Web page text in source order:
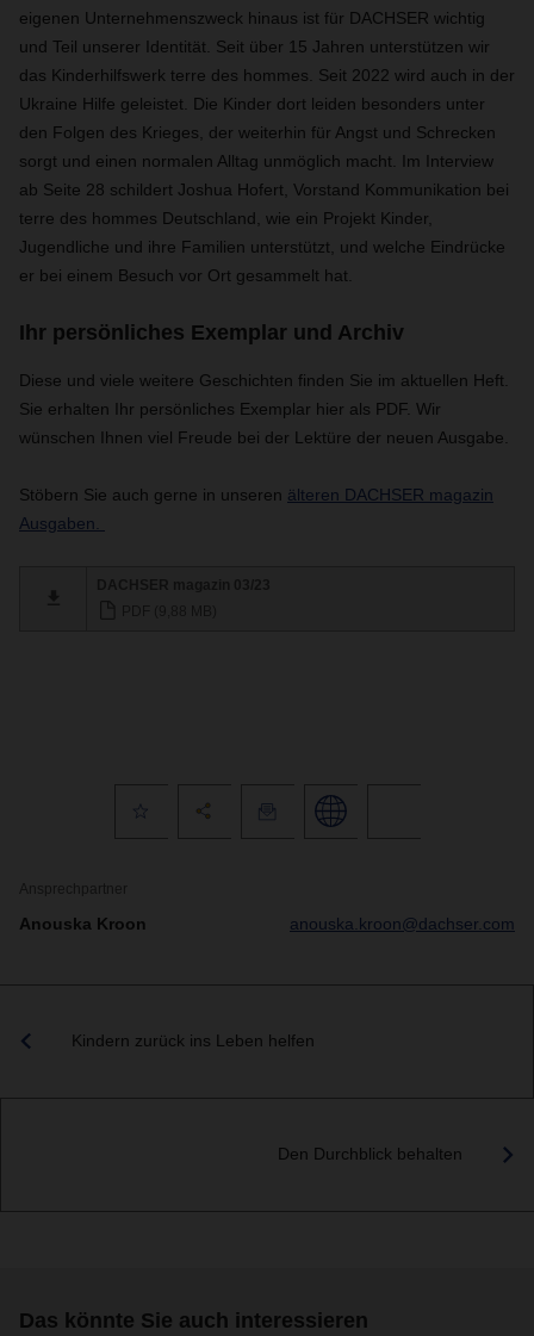
eigenen Unternehmenszweck hinaus ist für DACHSER wichtig
und Teil unserer Identität. Seit über 15 Jahren unterstützen wir
das Kinderhilfswerk terre des hommes. Seit 2022 wird auch in der
Ukraine Hilfe geleistet. Die Kinder dort leiden besonders unter
den Folgen des Krieges, der weiterhin für Angst und Schrecken
sorgt und einen normalen Alltag unmöglich macht. Im Interview
ab Seite 28 schildert Joshua Hofert, Vorstand Kommunikation bei
terre des hommes Deutschland, wie ein Projekt Kinder,
Jugendliche und ihre Familien unterstützt, und welche Eindrücke
er bei einem Besuch vor Ort gesammelt hat.
Ihr persönliches Exemplar und Archiv
Diese und viele weitere Geschichten finden Sie im aktuellen Heft.
Sie erhalten Ihr persönliches Exemplar hier als PDF. Wir
wünschen Ihnen viel Freude bei der Lektüre der neuen Ausgabe.
Stöbern Sie auch gerne in unseren älteren DACHSER magazin
Ausgaben.
Ansprechpartner
Anouska Kroon anouska.kroon@dachser.com
Kindern zurück ins Leben helfen
Den Durchblick behalten
Das könnte Sie auch interessieren